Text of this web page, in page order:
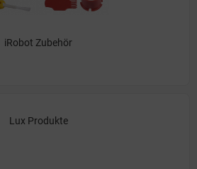
iRobot Zubehör
Lux Produkte